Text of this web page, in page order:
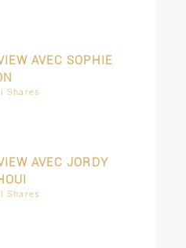
AVEC SOPHIE
Shares
AVEC JORDY
Shares